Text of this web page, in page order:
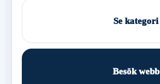
Se kategori
Besök webb